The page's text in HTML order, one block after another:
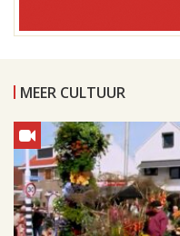
MEER CULTUUR